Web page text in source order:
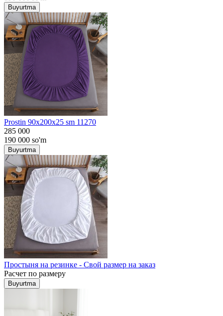
Buyurtma
Prostin 90x200x25 sm 11270
285 000
190 000 so'm
Buyurtma
Простыня на резинке - Свой размер на заказ
Расчет по размеру
Buyurtma